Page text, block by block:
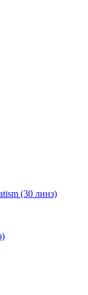
(30 линз)